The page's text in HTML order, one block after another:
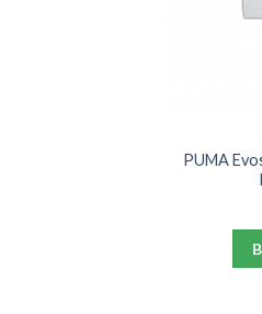
PUMA